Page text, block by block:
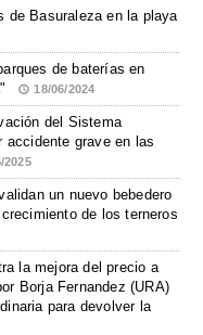
de Basuraleza en la playa
de baterías en
18/06/2024
del Sistema
accidente grave en las
2025
un nuevo bebedero
de los terneros
la mejora del precio a
Borja Fernandez (URA)
para devolver la